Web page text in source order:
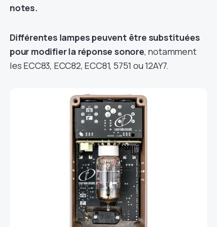
notes.
Différentes lampes peuvent être substituées
pour modifier la réponse sonore, notamment
les ECC83, ECC82, ECC81, 5751 ou 12AY7.